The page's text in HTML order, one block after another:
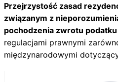
Przejrzystość zasad
związanym z
pochodzenia zwrotu podatku
regulacjami prawnymi
międzynarodowymi